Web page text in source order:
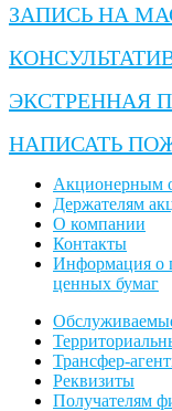
ЗАПИСЬ НА
ЭКСТРЕННАЯ
НАПИСАТЬ
Акционерным
Держателям
О компании
Контакты
Информация о
ценных бумаг
Трансфер-
Реквизиты
Получателям